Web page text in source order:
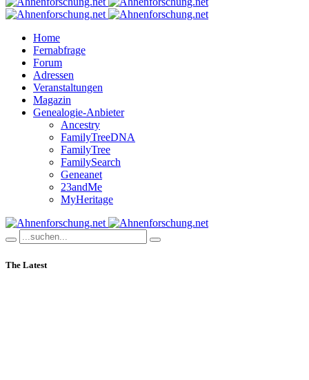
Home
Fernabfrage
Forum
Adressen
Veranstaltungen
Magazin
Genealogie-Anbieter
Ancestry
FamilyTreeDNA
FamilyTree
FamilySearch
Geneanet
23andMe
MyHeritage
The Latest